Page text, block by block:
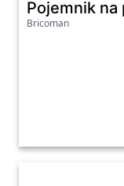
Pojemnik
Bricoman